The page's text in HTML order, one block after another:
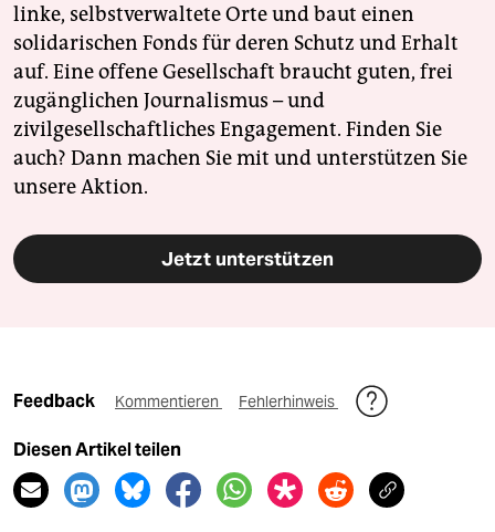
linke, selbstverwaltete Orte und baut einen
solidarischen Fonds für deren Schutz und Erhalt
auf. Eine offene Gesellschaft braucht guten, frei
zugänglichen Journalismus – und
zivilgesellschaftliches Engagement. Finden Sie
auch? Dann machen Sie mit und unterstützen Sie
unsere Aktion.
Jetzt unterstützen
Feedback Kommentieren Fehlerhinweis
Diesen Artikel teilen